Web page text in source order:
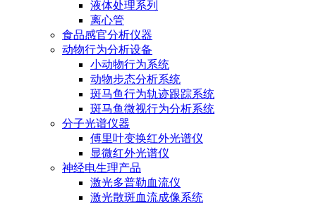
液体处理系列
离心管
食品感官分析仪器
动物行为分析设备
小动物行为系统
动物步态分析系统
斑马鱼行为轨迹跟踪系统
斑马鱼微视行为分析系统
分子光谱仪器
傅里叶变换红外光谱仪
显微红外光谱仪
神经电生理产品
激光多普勒血流仪
激光散斑血流成像系统